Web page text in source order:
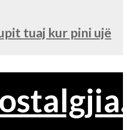
tuaj kur pini ujë